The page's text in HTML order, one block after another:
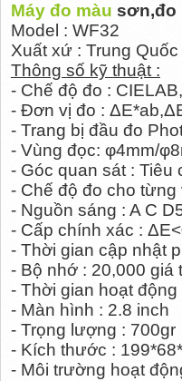
Máy đo màu sơn,đo
Model : WF32
Xuất xứ : Trung Quốc
Thông số kỹ thuật :
- Chế độ đo :
- Đơn vị đo :
- Trang bị đầu đo
- Vùng đọc: φ4mm/
- Góc quan sát : Tiêu
- Chế độ đo cho
- Nguồn sáng : A C
- Cấp chính xác :
- Thời gian cập nhật
- Bộ nhớ : 20,000 giá
- Thời gian hoạt
- Màn hình : 2.8 inch
- Trọng lượng : 700gr
- Kích thước :
- Môi trường hoạt